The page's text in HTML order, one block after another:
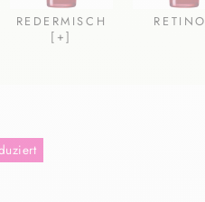
REDERMISCH
[+]